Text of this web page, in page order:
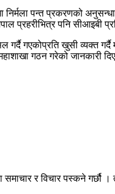
पन्त प्रकरणको
प्रहरीभित्र पनि सीआइबी
गर्दै गएकोप्रति खुसी व्यक्त
गठन गरेको जानकारी
समाचार र विचार पस्कने